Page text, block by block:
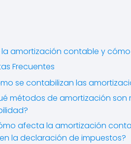
la amortización contable y
Frecuentes
se contabilizan las
métodos de amortización
afecta la amortización
la declaración de impuestos?